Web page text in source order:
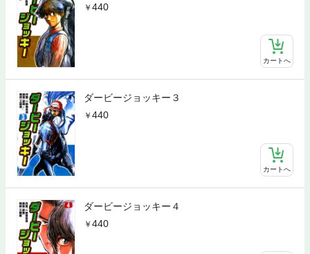
440
カートへ
ダービージョッキー３
440
カートへ
ダービージョッキー４
440